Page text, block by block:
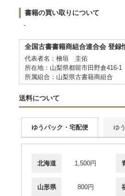
書籍の買い取りについて
-
全国古書書籍商組合連合会 登録
代表者名：檜垣 圭佑
所在地：山梨県都留市田野倉416-1
所属組合：山梨県古書籍商組合
送料について
ゆうパック・宅配便 ゆ
北海道 1,500円
山形県 800円